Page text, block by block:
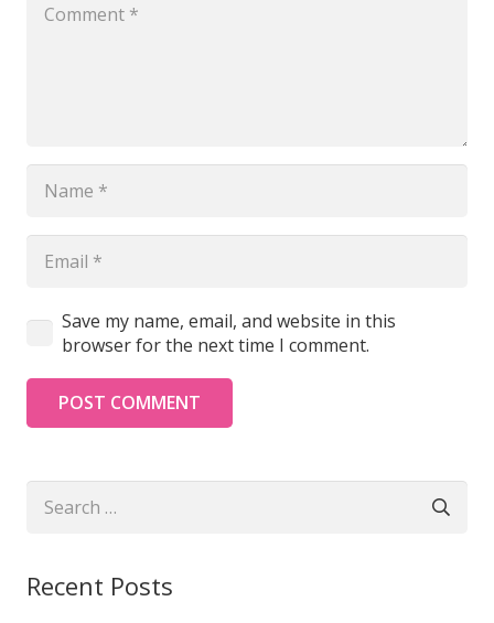
Save my name, email, and website in this
browser for the next time I comment.
POST COMMENT
Recent Posts